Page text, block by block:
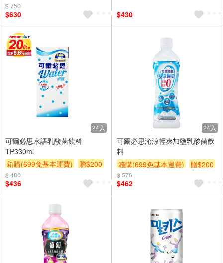
$ 750
$630
$430
24入
可爾必思水語乳酸菌飲料
TP330ml
箱購(699免基本運費)
贈$200
$ 480
$436
24入
可爾必思沁涼輕爽加鹽乳酸菌飲
料
箱購(699免基本運費)
贈$200
$ 576
$462